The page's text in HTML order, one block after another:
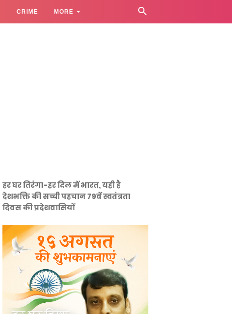
CRIME MORE
हर घर तिरंगा-हर दिल में भारत, यही है
देशभक्ति की सच्ची पहचान 79वें स्वतंत्रता
दिवस की प्रदेशवासियों